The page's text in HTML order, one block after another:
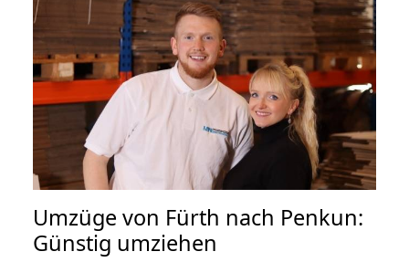
Umzüge von Fürth nach Penkun:
Günstig umziehen